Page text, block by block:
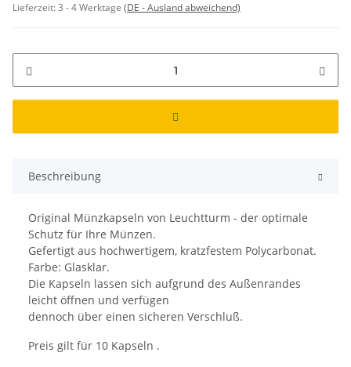
Lieferzeit:3 - 4 Werktage (DE - Ausland abweichend)
Beschreibung
Original Münzkapseln von Leuchtturm - der optimale
Schutz für Ihre Münzen.
Gefertigt aus hochwertigem, kratzfestem Polycarbonat.
Farbe: Glasklar.
Die Kapseln lassen sich aufgrund des Außenrandes
leicht öffnen und verfügen
dennoch über einen sicheren Verschluß.
Preis gilt für 10 Kapseln .